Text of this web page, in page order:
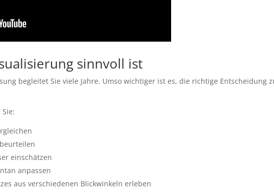
sinnvoll ist
begleitet Sie viele Jahre. Umso wichtiger ist es, die richtige Entscheidung
einschätzen
anpassen
aus verschiedenen Blickwinkeln erleben